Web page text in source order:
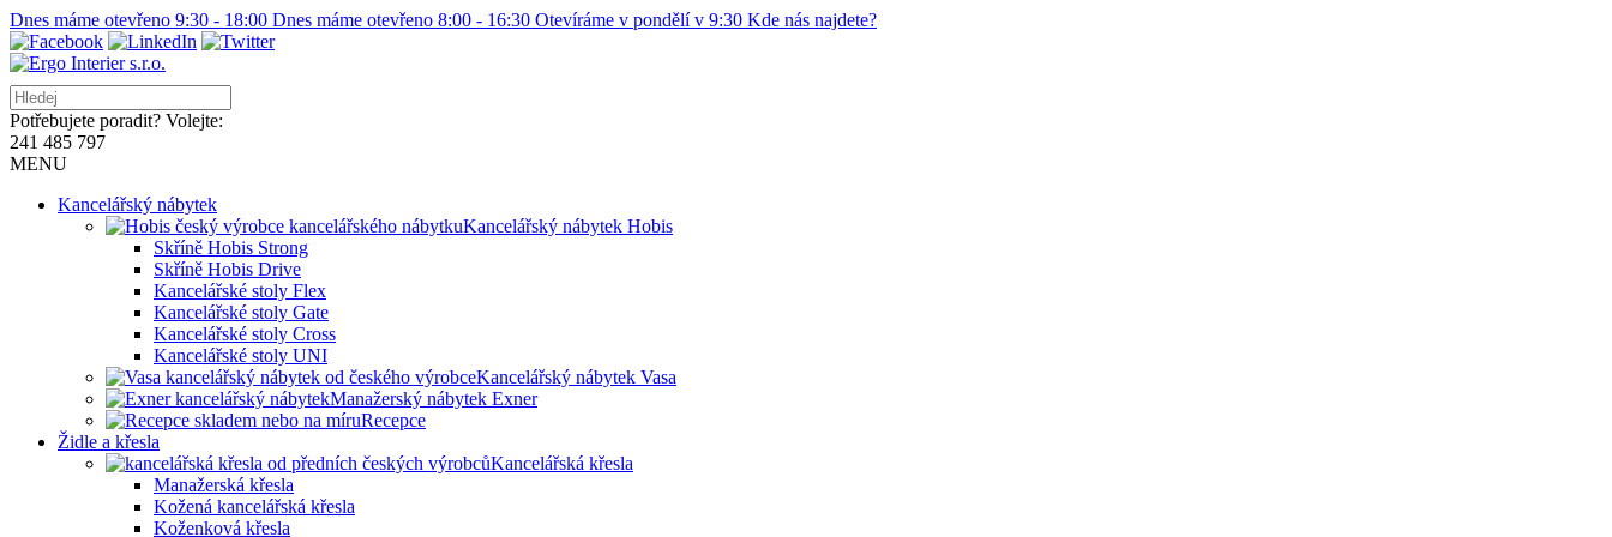
Dnes máme otevřeno 9:30 - 18:00 Dnes máme otevřeno 8:00 - 16:30 Otevíráme v pondělí v 9:30 Kde nás najdete?
Potřebujete poradit? Volejte:
241 485 797
MENU
Kancelářský nábytek
Kancelářský nábytek Hobis
Skříně Hobis Strong
Skříně Hobis Drive
Kancelářské stoly Flex
Kancelářské stoly Gate
Kancelářské stoly Cross
Kancelářské stoly UNI
Kancelářský nábytek Vasa
Manažerský nábytek Exner
Recepce
Židle a křesla
Kancelářská křesla
Manažerská křesla
Kožená kancelářská křesla
Koženková křesla